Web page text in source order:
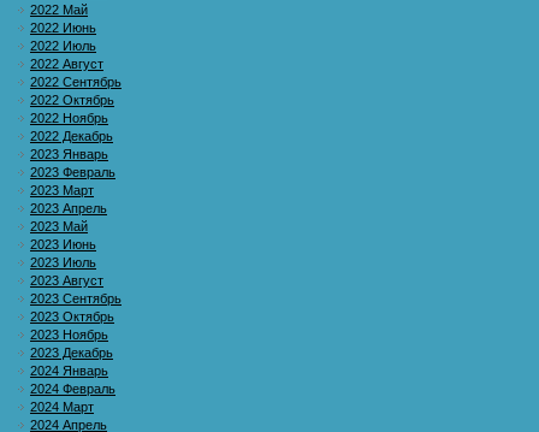
2022 Май
2022 Июнь
2022 Июль
2022 Август
2022 Сентябрь
2022 Октябрь
2022 Ноябрь
2022 Декабрь
2023 Январь
2023 Февраль
2023 Март
2023 Апрель
2023 Май
2023 Июнь
2023 Июль
2023 Август
2023 Сентябрь
2023 Октябрь
2023 Ноябрь
2023 Декабрь
2024 Январь
2024 Февраль
2024 Март
2024 Апрель